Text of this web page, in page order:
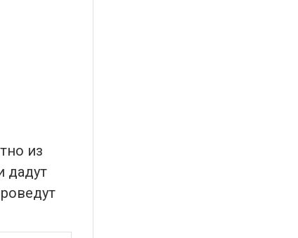
из
дадут